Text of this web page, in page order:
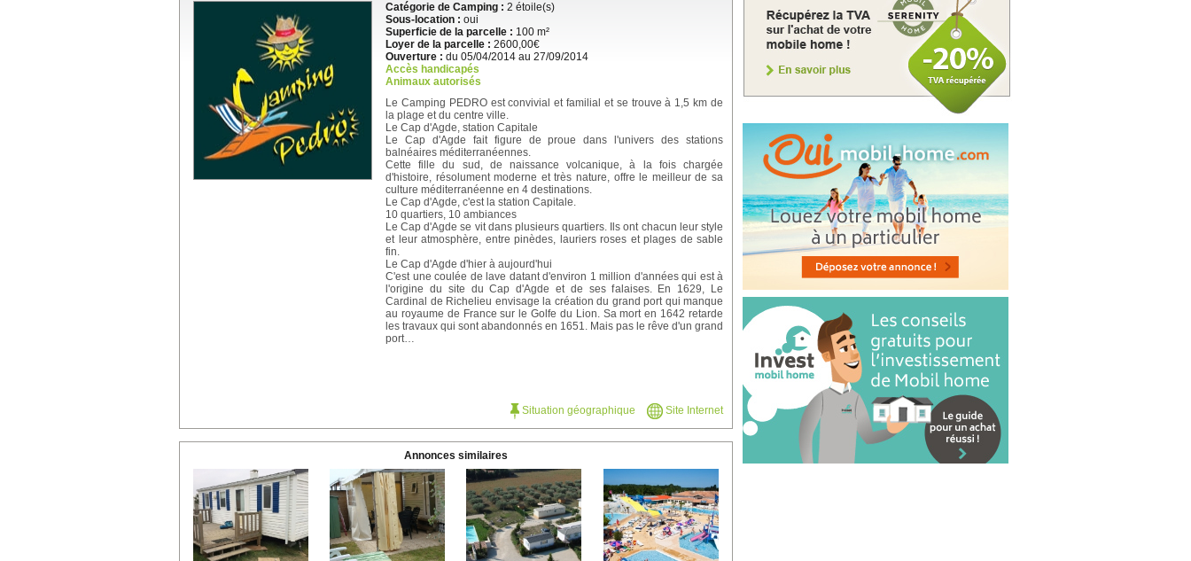
Catégorie de Camping : 2 étoile(s)
Sous-location : oui
Superficie de la parcelle : 100 m²
Loyer de la parcelle : 2600,00€
Ouverture : du 05/04/2014 au 27/09/2014
Accès handicapés
Animaux autorisés
Le Camping PEDRO est convivial et familial et se trouve à 1,5 km de
la plage et du centre ville.
Le Cap d'Agde, station Capitale
Le Cap d'Agde fait figure de proue dans l'univers des stations
balnéaires méditerranéennes.
Cette fille du sud, de naissance volcanique, à la fois chargée
d'histoire, résolument moderne et très nature, offre le meilleur de sa
culture méditerranéenne en 4 destinations.
Le Cap d'Agde, c'est la station Capitale.
10 quartiers, 10 ambiances
Le Cap d'Agde se vit dans plusieurs quartiers. Ils ont chacun leur style
et leur atmosphère, entre pinèdes, lauriers roses et plages de sable
fin.
Le Cap d'Agde d'hier à aujourd'hui
C'est une coulée de lave datant d'environ 1 million d'années qui est à
l'origine du site du Cap d'Agde et de ses falaises. En 1629, Le
Cardinal de Richelieu envisage la création du grand port qui manque
au royaume de France sur le Golfe du Lion. Sa mort en 1642 retarde
les travaux qui sont abandonnés en 1651. Mais pas le rêve d'un grand
port…
Situation géographique Site Internet
Annonces similaires